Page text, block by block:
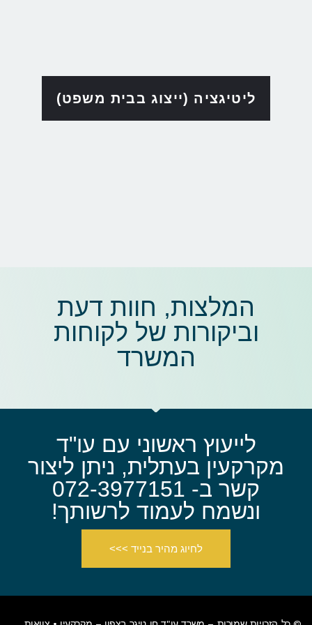
ליטיגציה (ייצוג בבית משפט)
המלצות, חוות דעת
וביקורות של לקוחות
המשרד​
לייעוץ ראשוני עם עו"ד
מקרקעין בעתלית, ניתן ליצור
קשר ב- 072-3977151
ונשמח לעמוד לרשותך!
לחיוג מהיר בנייד >>>